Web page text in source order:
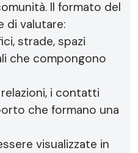
Il formato del
di valutare:
strade, spazi
che compongono
i contatti
che formano una
visualizzate in